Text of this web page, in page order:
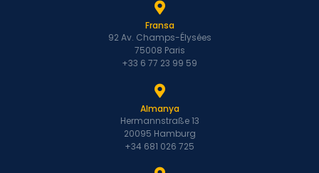
Fransa
92 Av. Champs-Élysées
75008 Paris
+33 6 77 23 99 59
Almanya
Hermannstraße 13
20095 Hamburg
+34 681 026 725